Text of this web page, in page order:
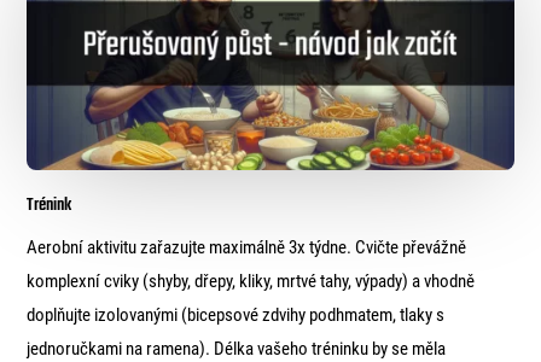
Trénink
Aerobní aktivitu zařazujte maximálně 3x týdne. Cvičte převážně
komplexní cviky (shyby, dřepy, kliky, mrtvé tahy, výpady) a vhodně
doplňujte izolovanými (bicepsové zdvihy podhmatem, tlaky s
jednoručkami na ramena). Délka vašeho tréninku by se měla